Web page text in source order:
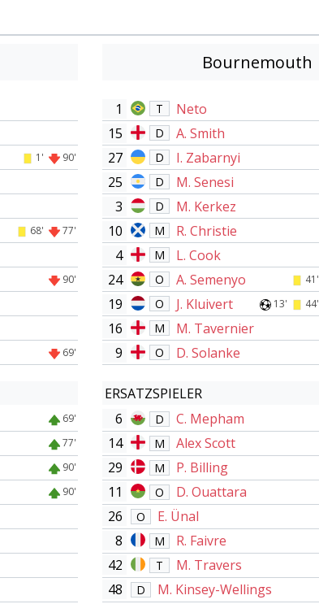
1' 90'
68' 77'
90'
69'
69'
77'
90'
90'
Bournemouth
1 T
Neto
15
D A. Smith
27 D
I. Zabarnyi
25
D M. Senesi
3 D M. Kerkez
10 M R. Christie
4 M
L. Cook
24
O A. Semenyo 41'
19 O J. Kluivert 13' 44'
16 M M. Tavernier
9 O D. Solanke
ERSATZSPIELER
6
D C. Mepham
14 M Alex Scott
29 M P. Billing
11 O D. Ouattara
26 O E. Ünal
8 M
R. Faivre
42
T
M. Travers
48
D
M. Kinsey-Wellings